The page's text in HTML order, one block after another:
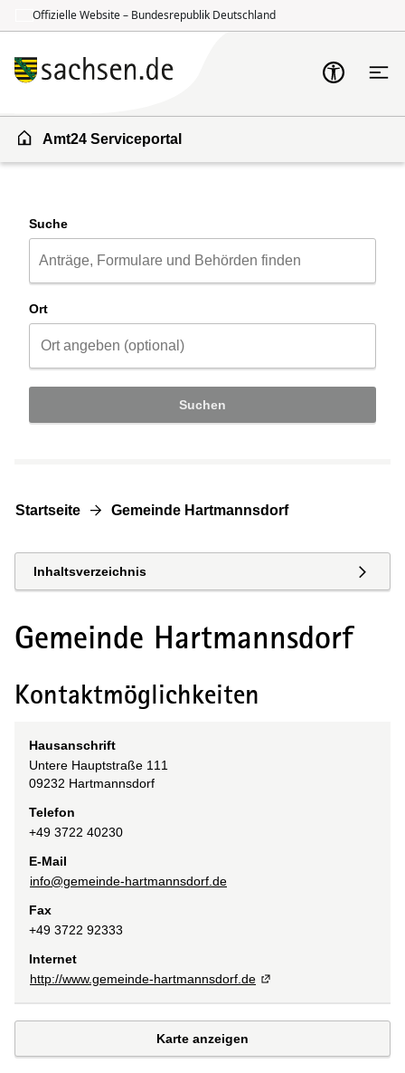
Offizielle Website – Bundesrepublik Deutschland
Amt24 Serviceportal
Suche
Ort
Suchen
Startseite Gemeinde Hartmannsdorf
Inhaltsverzeichnis
Gemeinde Hartmannsdorf
Kontaktmöglichkeiten
Hausanschrift
Untere Hauptstraße 111
09232 Hartmannsdorf
Telefon
+49 3722 40230
E-Mail
info@gemeinde-hartmannsdorf.de
Fax
+49 3722 92333
Internet
http://www.gemeinde-hartmannsdorf.de
Karte anzeigen